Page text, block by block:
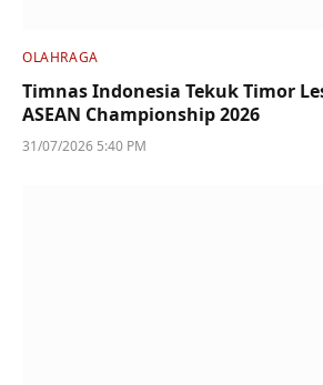
OLAHRAGA
Timnas Indonesia Tekuk Timor
ASEAN Championship 2026
31/07/2026 5:40 PM